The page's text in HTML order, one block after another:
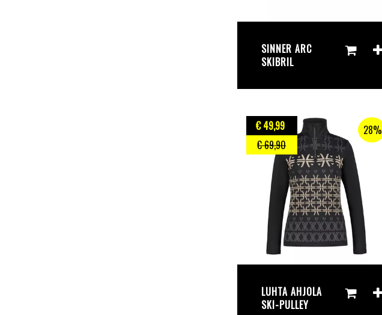
SINNER ARC
SKIBRIL
€ 49,99
€ 69,90
28%
LUHTA AHJOLA
SKI-PULLEY